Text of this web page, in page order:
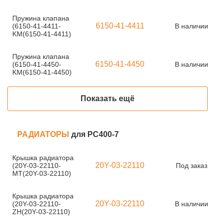
Пружина клапана
(6150-41-4411-
KM(6150-41-4411)
6150-41-4411 В наличии
Пружина клапана
(6150-41-4450-
KM(6150-41-4450)
6150-41-4450 В наличии
Показать ещё
РАДИАТОРЫ для PC400-7
Крышка радиатора
(20Y-03-22110-
MT(20Y-03-22110)
20Y-03-22110 Под заказ
Крышка радиатора
(20Y-03-22110-
ZH(20Y-03-22110)
20Y-03-22110 В наличии